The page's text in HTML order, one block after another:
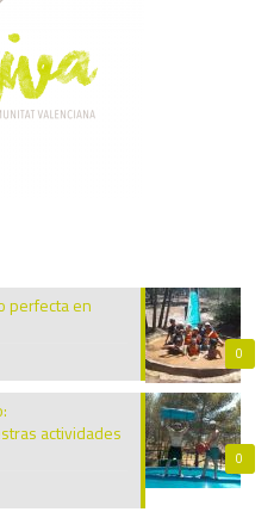
0
perfecta en
0
actividades